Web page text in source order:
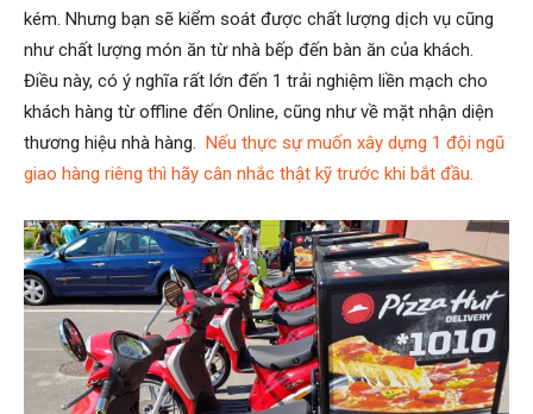
kém. Nhưng bạn sẽ kiểm soát được chất lượng dịch vụ cũng
như chất lượng món ăn từ nhà bếp đến bàn ăn của khách.
Điều này, có ý nghĩa rất lớn đến 1 trải nghiệm liền mạch cho
khách hàng từ offline đến Online, cũng như về mặt nhận diện
thương hiệu nhà hàng. Nếu thực sự muốn xây dựng 1 đội ngũ
giao hàng riêng thì hãy cân nhắc thật kỹ trước khi bắt đầu.